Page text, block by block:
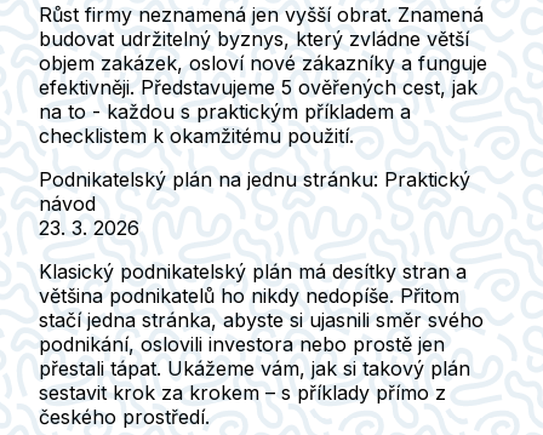
Růst firmy neznamená jen vyšší obrat. Znamená
budovat udržitelný byznys, který zvládne větší
objem zakázek, osloví nové zákazníky a funguje
efektivněji. Představujeme 5 ověřených cest, jak
na to - každou s praktickým příkladem a
checklistem k okamžitému použití.
Podnikatelský plán na jednu stránku: Praktický
návod
23. 3. 2026
Klasický podnikatelský plán má desítky stran a
většina podnikatelů ho nikdy nedopíše. Přitom
stačí jedna stránka, abyste si ujasnili směr svého
podnikání, oslovili investora nebo prostě jen
přestali tápat. Ukážeme vám, jak si takový plán
sestavit krok za krokem – s příklady přímo z
českého prostředí.